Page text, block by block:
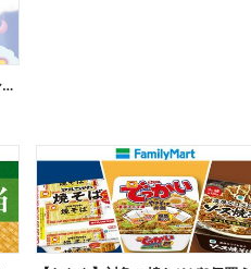
【ファミマオンライン先行販売】シルバニアファミリー